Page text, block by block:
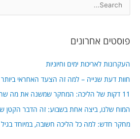
r
o
r
:
פוסטים אחרונים
העקרונות לאריכות ימים וחיוניות
חוות דעת שנייה – למה זה הצעד האחראי
11 דקות של הליכה: המחקר שמשנה את מה שחשבנו על פעילות גופנית
המוח שלנו, ביצה אחת בשבוע: זה הדבר הקטן
מחקר חדש: למה כל הליכה חשובה, במיוחד